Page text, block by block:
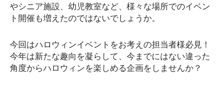
やシニア施設、幼児教室など、様々な場所でのイベン
ト開催も増えたのではないでしょうか。
今回はハロウィンイベントをお考えの担当者様必見！
今年は新たな趣向を凝らして、今までにはない違った
角度からハロウィンを楽しめる企画をしませんか？